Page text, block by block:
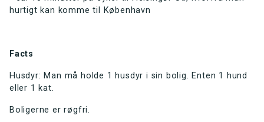
hurtigt kan komme til København
Facts
Husdyr: Man må holde 1 husdyr i sin bolig. Enten 1 hund
eller 1 kat.
Boligerne er røgfri.